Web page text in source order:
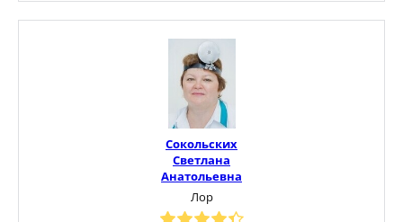
Сокольских
Светлана
Анатольевна
Лор